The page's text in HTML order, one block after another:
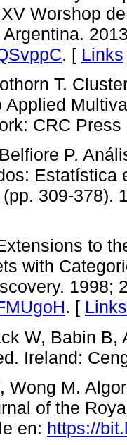
Worshop
. [ Links
T.
Applied
CRC
P.
Estatística
309-378).
to
with
1998;
. [ Links
W, Babin B,
Ireland:
Wong M.
of the
en: https://